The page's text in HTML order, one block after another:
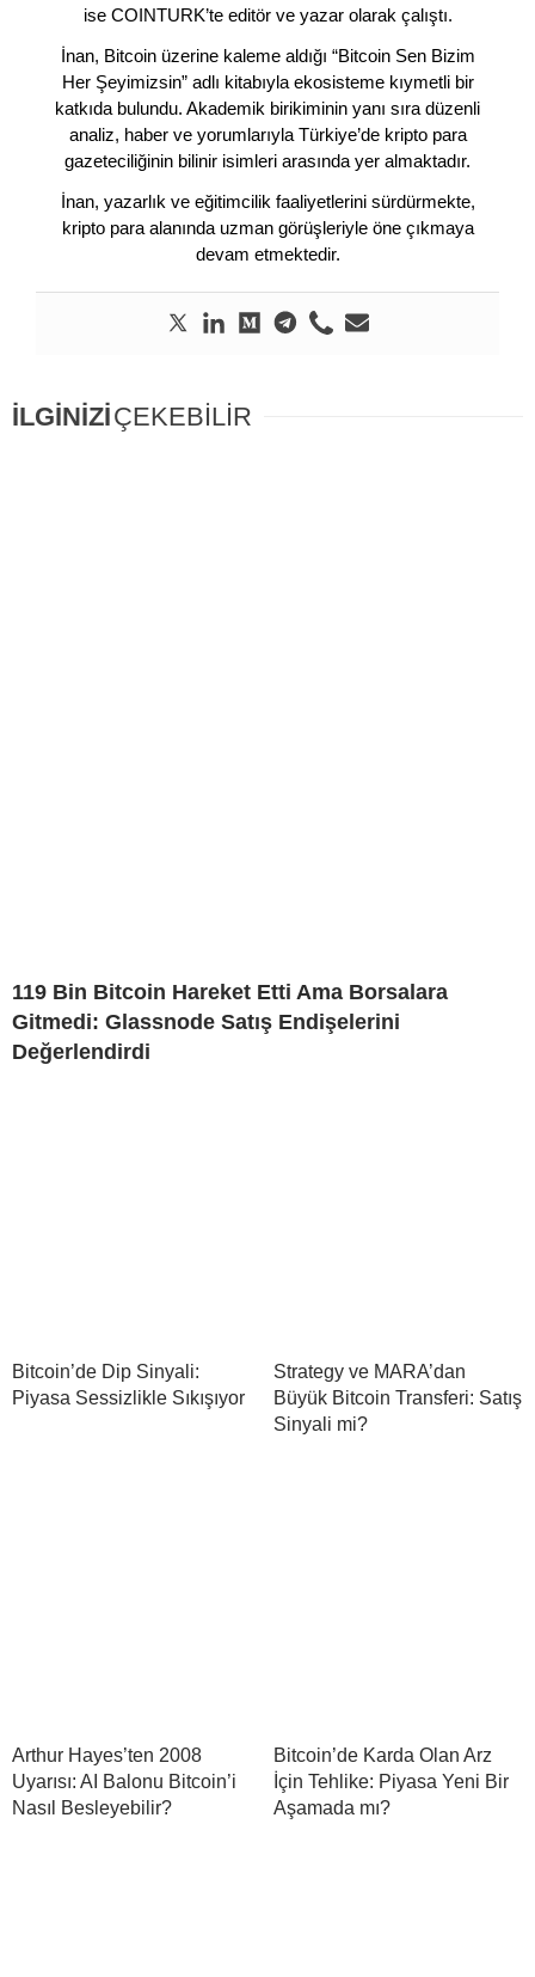
ise COINTURK’te editör ve yazar olarak çalıştı.
İnan, Bitcoin üzerine kaleme aldığı “Bitcoin Sen Bizim
Her Şeyimizsin” adlı kitabıyla ekosisteme kıymetli bir
katkıda bulundu. Akademik birikiminin yanı sıra düzenli
analiz, haber ve yorumlarıyla Türkiye’de kripto para
gazeteciliğinin bilinir isimleri arasında yer almaktadır.
İnan, yazarlık ve eğitimcilik faaliyetlerini sürdürmekte,
kripto para alanında uzman görüşleriyle öne çıkmaya
devam etmektedir.
İLGİNİZİÇEKEBİLİR
119 Bin Bitcoin Hareket Etti Ama Borsalara
Gitmedi: Glassnode Satış Endişelerini
Değerlendirdi
Bitcoin’de Dip Sinyali:
Piyasa Sessizlikle Sıkışıyor
Strategy ve MARA’dan
Büyük Bitcoin Transferi: Satış
Sinyali mi?
Arthur Hayes’ten 2008
Uyarısı: AI Balonu Bitcoin’i
Nasıl Besleyebilir?
Bitcoin’de Karda Olan Arz
İçin Tehlike: Piyasa Yeni Bir
Aşamada mı?